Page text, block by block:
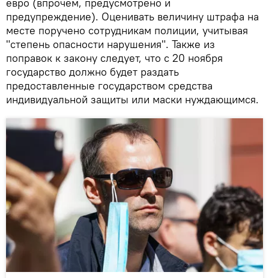
евро (впрочем, предусмотрено и
предупреждение). Оценивать величину штрафа на
месте поручено сотрудникам полиции, учитывая
"степень опасности нарушения". Также из
поправок к закону следует, что с 20 ноября
государство должно будет раздать
предоставленные государством средства
индивидуальной защиты или маски нуждающимся.